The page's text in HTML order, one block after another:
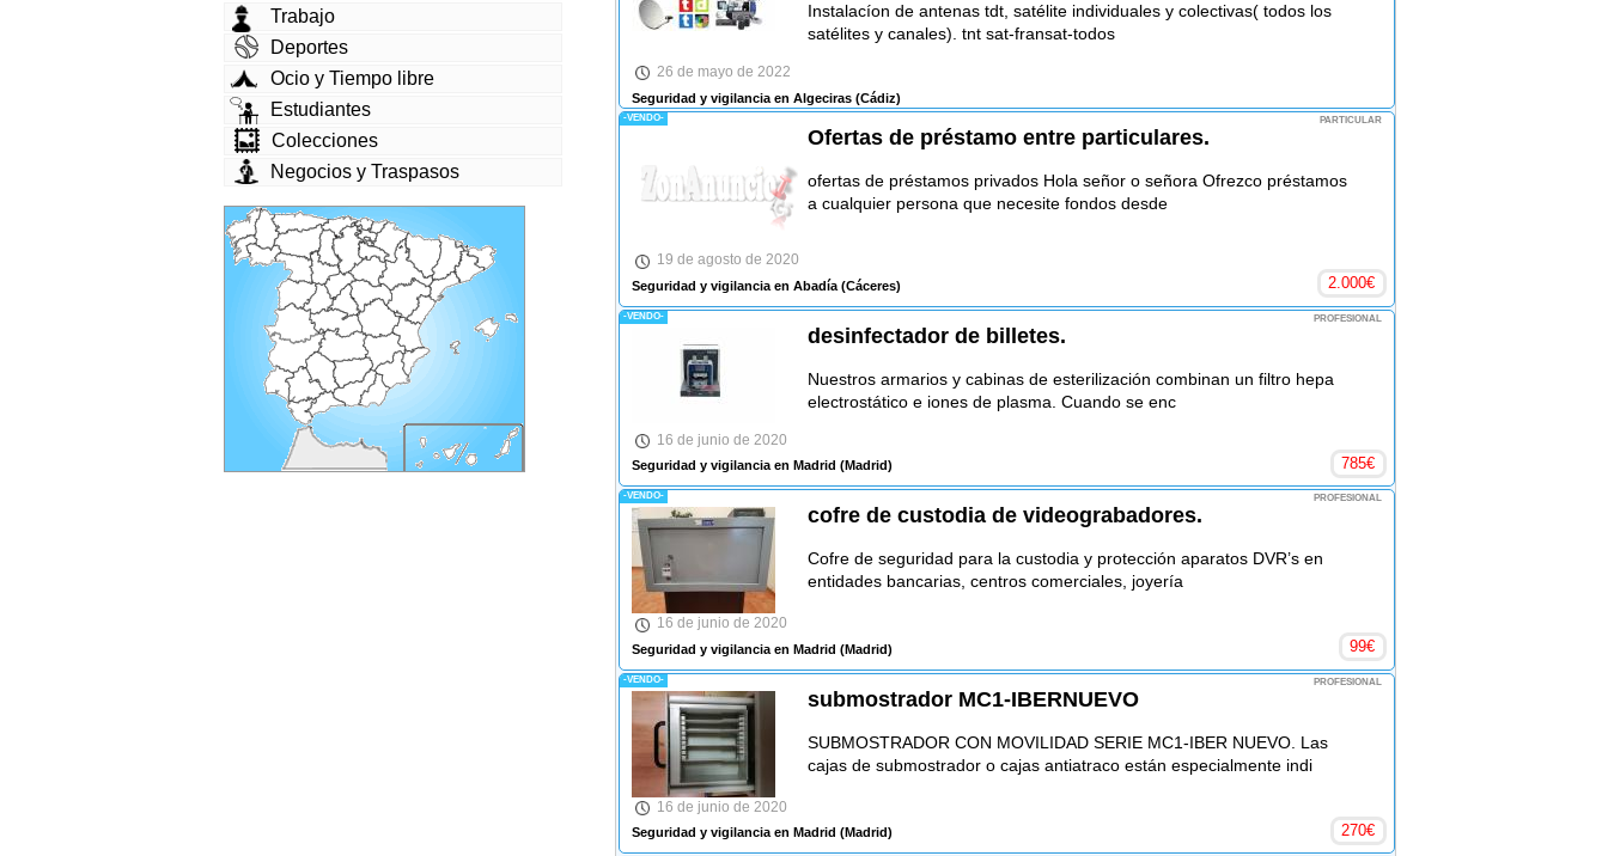
Trabajo
Deportes
Ocio y Tiempo libre
Estudiantes
Colecciones
Negocios y Traspasos
Instalacíon de antenas tdt, satélite individuales y colectivas( todos los
satélites y canales). tnt sat-fransat-todos
26 de mayo de 2022
Seguridad y vigilancia en Algeciras(Cádiz)
-VENDO- PARTICULAR
Ofertas de préstamo entre particulares.
ofertas de préstamos privados Hola señor o señora Ofrezco préstamos
a cualquier persona que necesite fondos desde
19 de agosto de 2020
Seguridad y vigilancia en Abadía(Cáceres) 2.000€
-VENDO- PROFESIONAL
desinfectador de billetes.
Nuestros armarios y cabinas de esterilización combinan un filtro hepa
electrostático e iones de plasma. Cuando se enc
16 de junio de 2020
Seguridad y vigilancia en Madrid (Madrid) 785€
-VENDO- PROFESIONAL
cofre de custodia de videograbadores.
Cofre de seguridad para la custodia y protección aparatos DVR’s en
entidades bancarias, centros comerciales, joyería
16 de junio de 2020
Seguridad y vigilancia en Madrid (Madrid) 99€
-VENDO- PROFESIONAL
submostrador MC1-IBERNUEVO
SUBMOSTRADOR CON MOVILIDAD SERIE MC1-IBER NUEVO. Las
cajas de submostrador o cajas antiatraco están especialmente indi
16 de junio de 2020
Seguridad y vigilancia en Madrid (Madrid) 270€